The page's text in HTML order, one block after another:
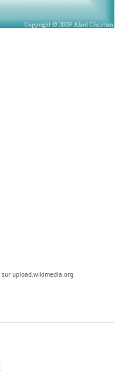
sur upload.wikimedia.org